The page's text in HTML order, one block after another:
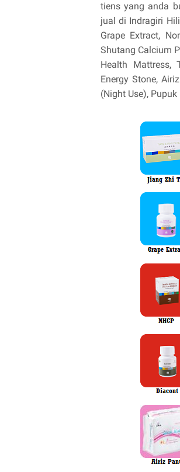
tiens yang anda
jual di Indragiri
Grape Extract,
Shutang Calcium
Health Mattress,
Energy Stone,
(Night Use),